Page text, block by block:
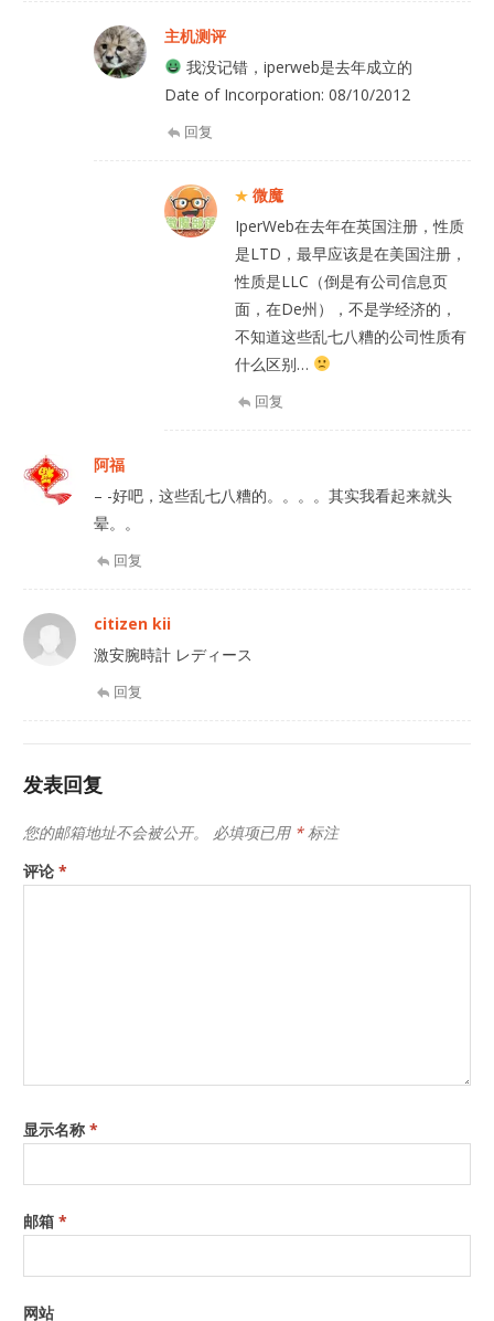
主机测评
我没记错，iperweb是去年成立的
Date of Incorporation: 08/10/2012
回复
微魔
IperWeb在去年在英国注册，性质
是LTD，最早应该是在美国注册，
性质是LLC（倒是有公司信息页
面，在De州），不是学经济的，
不知道这些乱七八糟的公司性质有
什么区别…
回复
阿福
– -好吧，这些乱七八糟的。。。。其实我看起来就头
晕。。
回复
citizen kii
激安腕時計 レディース
回复
发表回复
您的邮箱地址不会被公开。 必填项已用 *标注
评论*
显示名称*
邮箱*
网站